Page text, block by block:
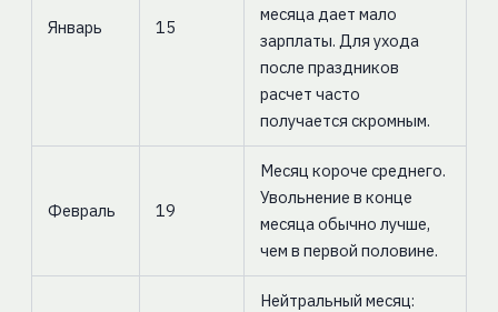
Январь 15
месяца дает мало
зарплаты. Для ухода
после праздников
расчет часто
получается скромным.
Февраль 19
Месяц короче среднего.
Увольнение в конце
месяца обычно лучше,
чем в первой половине.
Нейтральный месяц: